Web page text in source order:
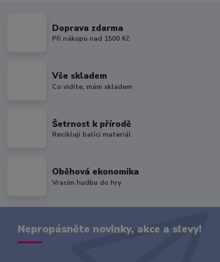
Doprava zdarma
Při nákupu nad 1500 Kč
Vše skladem
Co vidíte, mám skladem
Šetrnost k přírodě
Recikluji balící materiál
Oběhová ekonomika
Vracím hudbu do hry
Nepropásněte novinky, akce a slevy!